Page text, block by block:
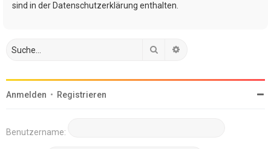
sind in der Datenschutzerklärung enthalten.
Suche
Anmelden • Registrieren
Benutzername: